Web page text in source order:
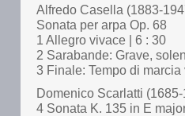
Alfredo Casella (1883-
Sonata per arpa Op. 68
1 Allegro vivace | 6 : 30
2 Sarabande: Grave,
3 Finale: Tempo di
Domenico Scarlatti
4 Sonata K. 135 in E